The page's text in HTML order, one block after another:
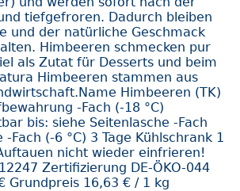
tiefgefroren. Dadurch bleiben
und der natürliche Geschmack
Himbeeren schmecken pur
als Zutat für Desserts und beim
Himbeeren stammen aus
Himbeeren (TK)
-Fach (-18 °C)
bis: siehe Seitenlasche -Fach
-Fach (-6 °C) 3 Tage Kühlschrank 1
nicht wieder einfrieren!
Zertifizierung DE-ÖKO-044
Grundpreis 16,63 € / 1 kg